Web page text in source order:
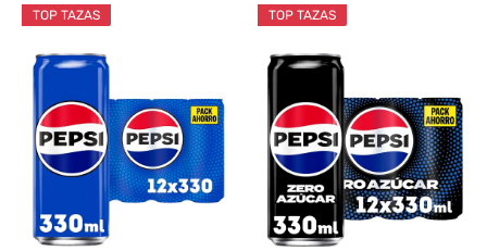
TOP TAZAS TOP TAZAS